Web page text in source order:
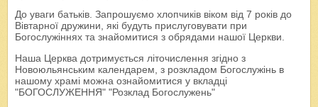
До уваги батьків. Запрошуємо хлопчиків віком від 7 років до
Вівтарної дружини, які будуть прислуговувати при
Богослужіннях та знайомитися з обрядами нашої Церкви.
Наша Церква дотримується літочислення згідно з
Новоюльянським календарем, з розкладом Богослужінь в
нашому храмі можна ознайомитися у вкладці
"БОГОСЛУЖЕННЯ" "Розклад Богослужень"